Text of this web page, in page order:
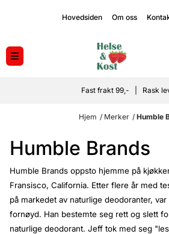
Hopp til innholdHovedsiden Om oss
Fast frakt 99,- | Rask
Hjem / Merker / Humble
Humble Brands
Humble Brands oppsto hjemme på
Fransisco, California. Etter flere år med
på markedet av naturlige deodoranter,
fornøyd. Han bestemte seg rett og slett
naturlige deodorant. Jeff tok med seg